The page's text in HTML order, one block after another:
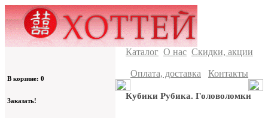
В корзине: 0
Заказать!
Каталог О нас Скидки, акции
Оплата, доставка Контакты
Кубики Рубика. Головоломки